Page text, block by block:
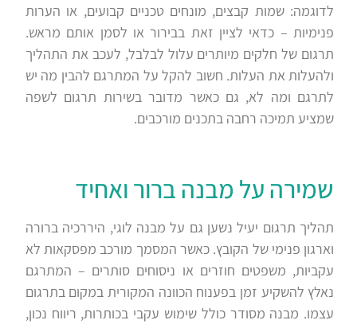
לדוגמה: שמות קבצים, מונחים טכניים קבועים, או הערות
פנימיות – כדאי לציין זאת בבירור או לסמן אותם מראש.
תרגום של חלקים מיותרים עלול לבלבל, לעכב את התהליך
ולהעלות את העלות. חשוב להקל על המתרגם להבין מה יש
לתרגם ומה לא, גם כאשר מדובר בשירות תרגום לשפה
שמציע תמיכה רחבה בתכנים מורכבים.
שמירה על מבנה ברור ואחיד
תהליך תרגום יעיל נשען גם על מבנה לוגי, היררכיה ברורה
וארגון פנימי של הקובץ. כאשר המסמך מורכב מפסקאות לא
עקביות, משפטים חוזרים או ניסוחים סותרים – המתרגם
נאלץ להשקיע זמן בפענוח הכוונה המקורית במקום בתרגום
עצמו. מבנה מסודר כולל שימוש עקבי בכותרות, ריווח נכון,